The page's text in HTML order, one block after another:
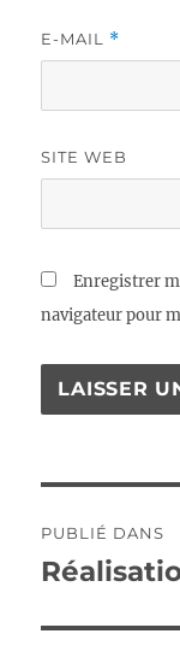
E-MAIL *
SITE WEB
Enregistrer
navigateur pour
de
PUBLIÉ DANS